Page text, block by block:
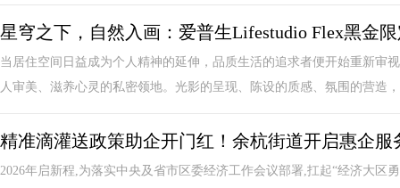
星穹之下，自然入画：爱普生Lifestudio Flex黑金
当居住空间日益成为个人精神的延伸，品质生活的追求者便开始重新
人审美、滋养心灵的私密领地。光影的呈现、陈设的质感、氛围的营造
精准滴灌送政策助企开门红！余杭街道开启惠企服
2026年启新程,为落实中央及省市区委经济工作会议部署,扛起“经济大区